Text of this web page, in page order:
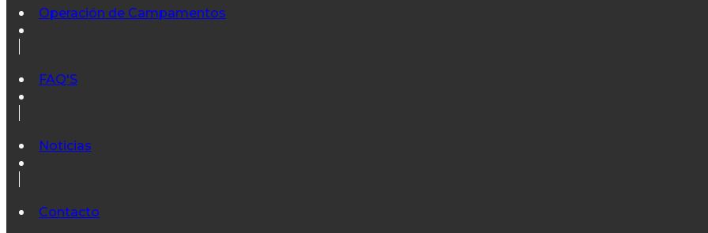
Operación de Campamentos
FAQ'S
Noticias
Contacto